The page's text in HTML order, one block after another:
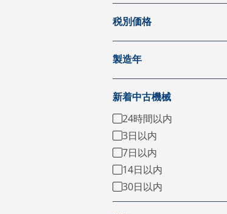
税別価格
製造年
新着中古機械
24時間以内
3日以内
7日以内
14日以内
30日以内